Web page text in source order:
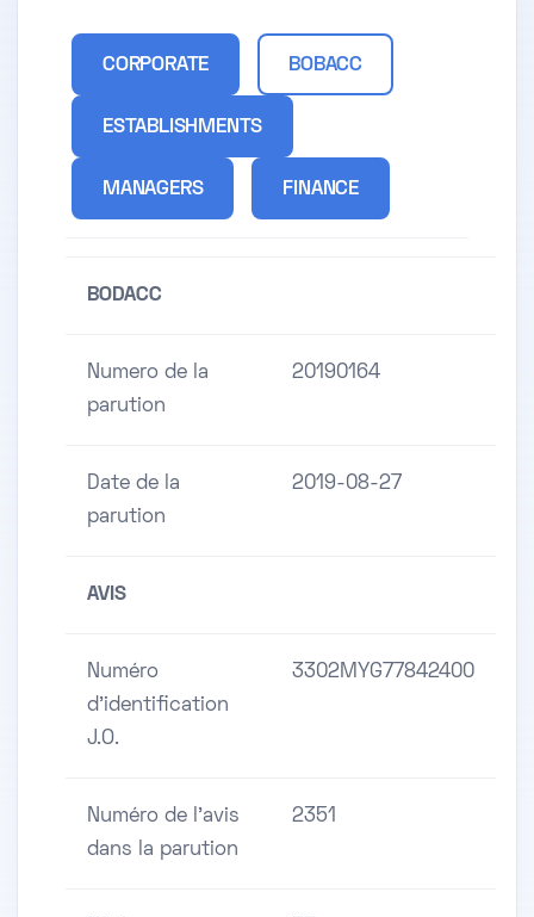
CORPORATE BOBACC
ESTABLISHMENTS
MANAGERS FINANCE
BODACC
Numero de la
parution
20190164
Date de la
parution
2019-08-27
AVIS
Numéro
d'identification
J.O.
3302MYG77842400
Numéro de l'avis
dans la parution
2351